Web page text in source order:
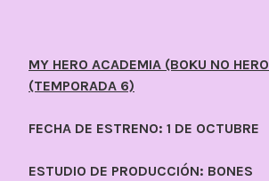
MY HERO ACADEMIA (BOKU NO
(TEMPORADA 6)
FECHA DE ESTRENO: 1 DE OCTUBRE
ESTUDIO DE PRODUCCIÓN: BONES